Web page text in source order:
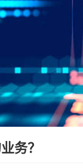
务？